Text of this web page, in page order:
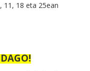
11, 18 eta 25ean